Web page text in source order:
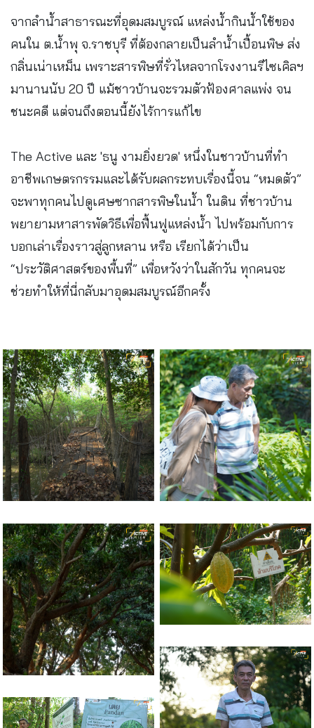
จากลำน้ำสาธารณะที่อุดมสมบูรณ์ แหล่งน้ำกินน้ำใช้ของ
คนใน ต.น้ำพุ จ.ราชบุรี ที่ต้องกลายเป็นลำน้ำเปื้อนพิษ ส่ง
กลิ่นเน่าเหม็น เพราะสารพิษที่รั่วไหลจากโรงงานรีไซเคิลฯ
มานานนับ 20 ปี แม้ชาวบ้านจะรวมตัวฟ้องศาลแพ่ง จน
ชนะคดี แต่จนถึงตอนนี้ยังไร้การแก้ไข
The Active และ 'ธนู งามยิ่งยวด' หนึ่งในชาวบ้านที่ทำ
อาชีพเกษตรกรรมและได้รับผลกระทบเรื่องนี้จน “หมดตัว”
จะพาทุกคนไปดูเศษซากสารพิษในน้ำ ในดิน ที่ชาวบ้าน
พยายามหาสารพัดวิธีเพื่อฟื้นฟูแหล่งน้ำ ไปพร้อมกับการ
บอกเล่าเรื่องราวสู่ลูกหลาน หรือ เรียกได้ว่าเป็น
“ประวัติศาสตร์ของพื้นที่” เพื่อหวังว่าในสักวัน ทุกคนจะ
ช่วยทำให้ที่นี่กลับมาอุดมสมบูรณ์อีกครั้ง